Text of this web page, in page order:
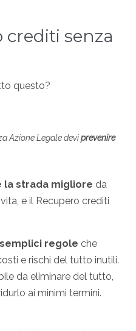
crediti senza
questo?
Azione Legale deviprevenire
la strada migliore da
e il Recupero crediti
regole che
e rischi del tutto inutili.
da eliminare del tutto,
ai minimi termini.